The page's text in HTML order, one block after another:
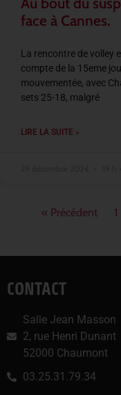
face à Cannes.
La rencontre de volley
compte de la 15eme
mouvementée, avec
sets 25-18, malgré
LIRE LA SUITE »
« Précédent 1
CONTACT
Salle Jean Masson
2, rue Henri Dunant
52000 Chaumont
03.25.31.79.34